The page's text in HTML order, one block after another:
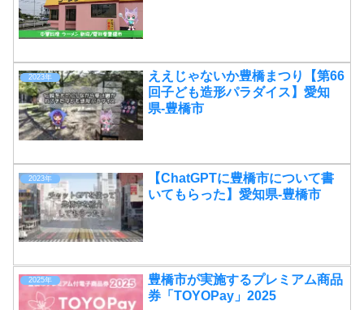
2023年
ええじゃないか豊橋まつり【第66
回子ども造形パラダイス】愛知
県-豊橋市
2023年
【ChatGPTに豊橋市について書
いてもらった】愛知県-豊橋市
2025年
豊橋市が実施するプレミアム商品
券「TOYOPay」2025